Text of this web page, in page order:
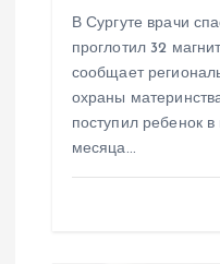
В Сургуте врачи
проглотил 32
сообщает
охраны
поступил ребенок в
месяца…